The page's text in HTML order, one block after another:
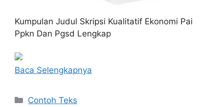
Kumpulan Judul Skripsi Kualitatif Ekonomi Pai
Ppkn Dan Pgsd Lengkap
Baca Selengkapnya
Kategori
Contoh Teks